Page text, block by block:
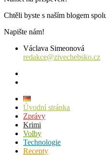
Chtěli byste s naším blogem
Napište nám!
Václava Simeonová
redakce@zivechebsko.cz
Úvodní stránka
Zprávy
Krimi
Volby
Technologie
Recepty